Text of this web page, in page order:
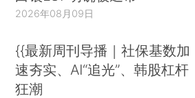
2026年08月09日
{{最新周刊导播｜社保基数加
速夯实、AI“追光”、韩股杠杆
狂潮